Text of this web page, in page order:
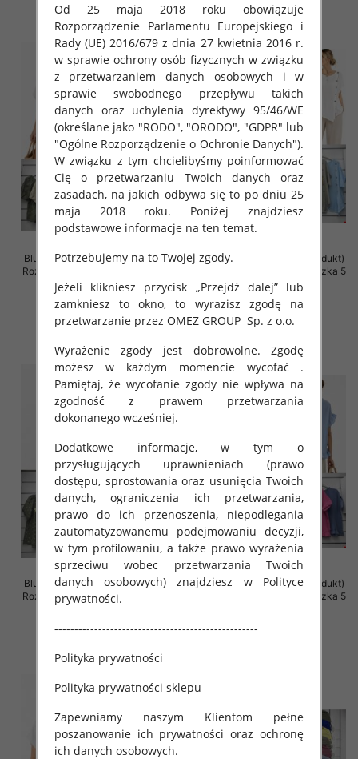
Bluzki damskie (Włoskie produkt)
Roz Standard, Mix Kolor Paczka 5
szt
41.00 zł
szczegóły
Bluzki damskie (Włoskie produkt)
Roz Standard, Mix Kolor Paczka 5
szt
39.00 zł
szczegóły
Bluzki damskie (Włoskie produkt)
Roz Standard, Mix Kolor Paczka 5
34.00 zł
szczegóły
Bluzki damskie (Włoskie produkt)
Roz Standard, Mix Kolor Paczka 5
31.00 zł
Od 25 maja 2018 roku obowiązuje
Rozporządzenie Parlamentu Europejskiego i
Rady (UE) 2016/679 z dnia 27 kwietnia 2016 r.
w sprawie ochrony osób fizycznych w związku
z przetwarzaniem danych osobowych i w
sprawie swobodnego przepływu takich
danych oraz uchylenia dyrektywy 95/46/WE
(określane jako "RODO", "ORODO", "GDPR" lub
"Ogólne Rozporządzenie o Ochronie Danych").
W związku z tym chcielibyśmy poinformować
Cię o przetwarzaniu Twoich danych oraz
zasadach, na jakich odbywa się to po dniu 25
maja 2018 roku. Poniżej znajdziesz
podstawowe informacje na ten temat.
Potrzebujemy na to Twojej zgody.
Jeżeli klikniesz przycisk „Przejdź dalej” lub
zamkniesz to okno, to wyrazisz zgodę na
przetwarzanie przez OMEZ GROUP Sp. z o.o.
Wyrażenie zgody jest dobrowolne. Zgodę
możesz w każdym momencie wycofać .
Pamiętaj, że wycofanie zgody nie wpływa na
zgodność z prawem przetwarzania
dokonanego wcześniej.
Dodatkowe informacje, w tym o
przysługujących uprawnieniach (prawo
dostępu, sprostowania oraz usunięcia Twoich
danych, ograniczenia ich przetwarzania,
prawo do ich przenoszenia, niepodlegania
zautomatyzowanemu podejmowaniu decyzji,
w tym profilowaniu, a także prawo wyrażenia
sprzeciwu wobec przetwarzania Twoich
danych osobowych) znajdziesz w Polityce
prywatności.
---------------------------------------------------
Polityka prywatności
Polityka prywatności sklepu
Zapewniamy naszym Klientom pełne
poszanowanie ich prywatności oraz ochronę
ich danych osobowych.